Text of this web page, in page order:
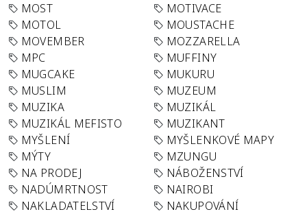
MOST
MOTIVACE
MOTOL
MOUSTACHE
MOVEMBER
MOZZARELLA
MPC
MUFFINY
MUGCAKE
MUKURU
MUSLIM
MUZEUM
MUZIKA
MUZIKÁL
MUZIKÁL MEFISTO
MUZIKANT
MYŠLENÍ
MYŠLENKOVÉ MAPY
MÝTY
MZUNGU
NA PRODEJ
NÁBOŽENSTVÍ
NADÚMRTNOST
NAIROBI
NAKLADATELSTVÍ
NAKUPOVÁNÍ